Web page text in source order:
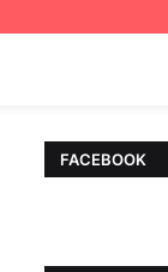
FACEBOOK